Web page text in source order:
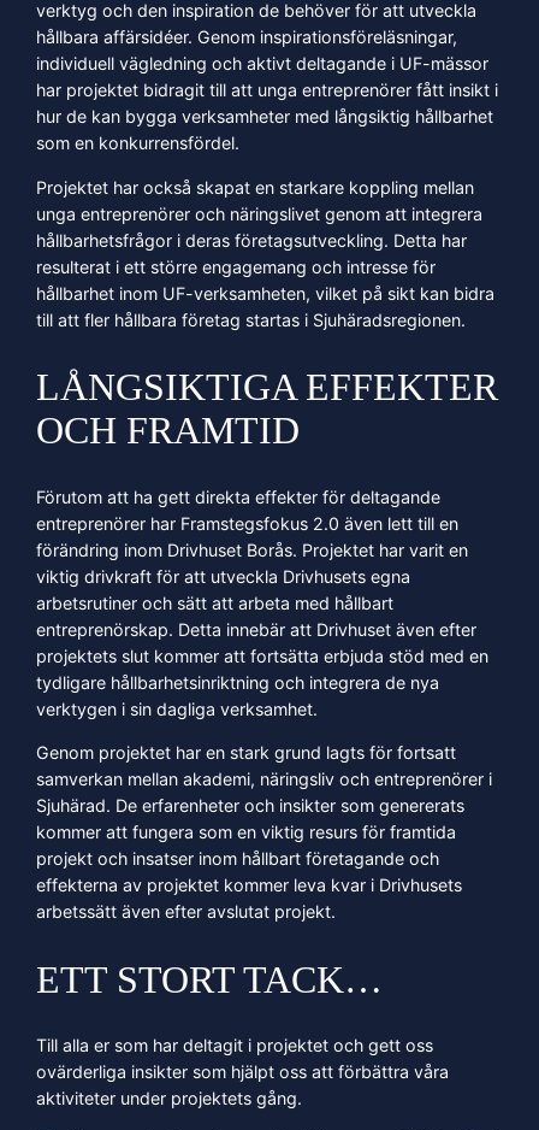
verktyg och den inspiration de behöver för att utveckla
hållbara affärsidéer. Genom inspirationsföreläsningar,
individuell vägledning och aktivt deltagande i UF-mässor
har projektet bidragit till att unga entreprenörer fått insikt i
hur de kan bygga verksamheter med långsiktig hållbarhet
som en konkurrensfördel.
Projektet har också skapat en starkare koppling mellan
unga entreprenörer och näringslivet genom att integrera
hållbarhetsfrågor i deras företagsutveckling. Detta har
resulterat i ett större engagemang och intresse för
hållbarhet inom UF-verksamheten, vilket på sikt kan bidra
till att fler hållbara företag startas i Sjuhäradsregionen.
LÅNGSIKTIGA EFFEKTER
OCH FRAMTID
Förutom att ha gett direkta effekter för deltagande
entreprenörer har Framstegsfokus 2.0 även lett till en
förändring inom Drivhuset Borås. Projektet har varit en
viktig drivkraft för att utveckla Drivhusets egna
arbetsrutiner och sätt att arbeta med hållbart
entreprenörskap. Detta innebär att Drivhuset även efter
projektets slut kommer att fortsätta erbjuda stöd med en
tydligare hållbarhetsinriktning och integrera de nya
verktygen i sin dagliga verksamhet.
Genom projektet har en stark grund lagts för fortsatt
samverkan mellan akademi, näringsliv och entreprenörer i
Sjuhärad. De erfarenheter och insikter som genererats
kommer att fungera som en viktig resurs för framtida
projekt och insatser inom hållbart företagande och
effekterna av projektet kommer leva kvar i Drivhusets
arbetssätt även efter avslutat projekt.
ETT STORT TACK…
Till alla er som har deltagit i projektet och gett oss
ovärderliga insikter som hjälpt oss att förbättra våra
aktiviteter under projektets gång.